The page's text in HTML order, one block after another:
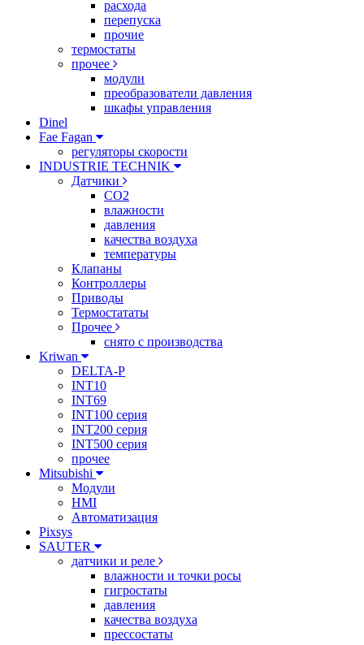
расхода
перепуска
прочие
термостаты
прочее
модули
преобразователи давления
шкафы управления
Dinel
Fae Fagan
регуляторы скорости
INDUSTRIE TECHNIK
Датчики
CO2
влажности
давления
качества воздуха
температуры
Клапаны
Контроллеры
Приводы
Термостататы
Прочее
снято с производства
Kriwan
DELTA-P
INT10
INT69
INT100 серия
INT200 серия
INT500 серия
прочее
Mitsubishi
Модули
HMI
Автоматизация
Pixsys
SAUTER
датчики и реле
влажности и точки росы
гигростаты
давления
качества воздуха
прессостаты